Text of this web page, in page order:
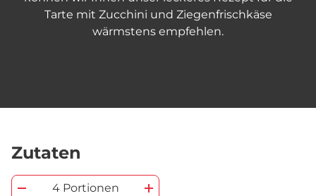
Tarte mit Zucchini und Ziegenfrischkäse
wärmstens empfehlen.
Zutaten
4 Portionen